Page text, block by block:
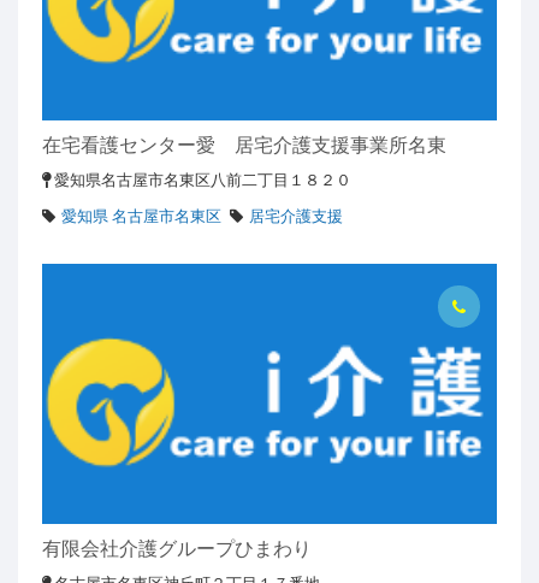
在宅看護センター愛 居宅介護支援事業所名東
愛知県名古屋市名東区八前二丁目１８２０
愛知県 名古屋市名東区
居宅介護支援
有限会社介護グループひまわり